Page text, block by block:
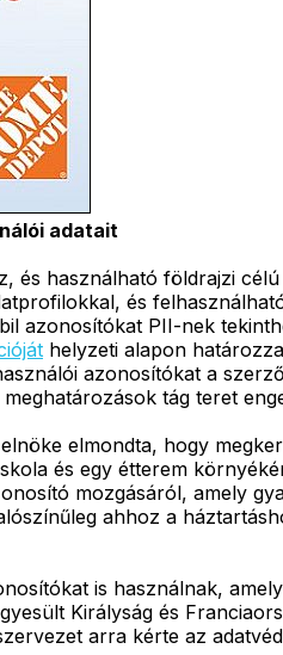
adatait
és használható földrajzi
és
azonosítókat PII-nek
helyzeti alapon
azonosítókat a
tág teret
elmondta, hogy
és egy étterem
mozgásáról, amely
ahhoz a
is használnak,
Királyság és
arra kérte az